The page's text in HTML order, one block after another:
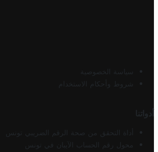
سياسة الخصوصية
شروط وأحكام الاستخدام
أدواتنا
أداة التحقق من صحة الرقم الضريبي تونس
محول رقم الحساب الآيبان في تونس